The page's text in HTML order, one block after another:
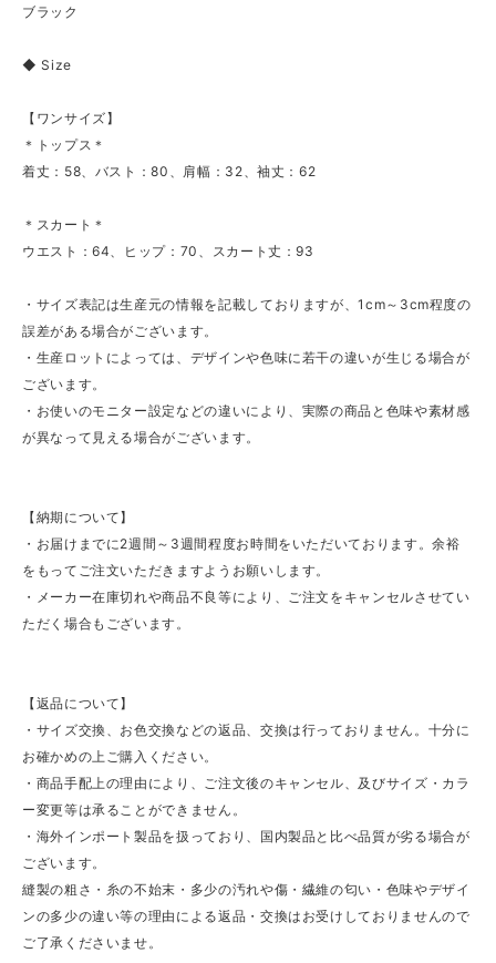
ブラック
◆ Size
【ワンサイズ】
＊トップス＊
着丈：58、バスト：80、肩幅：32、袖丈：62
＊スカート＊
ウエスト：64、ヒップ：70、スカート丈：93
・サイズ表記は生産元の情報を記載しておりますが、1cm～3cm程度の
誤差がある場合がございます。
・生産ロットによっては、デザインや色味に若干の違いが生じる場合が
ございます。
・お使いのモニター設定などの違いにより、実際の商品と色味や素材感
が異なって見える場合がございます。
【納期について】
・お届けまでに2週間～3週間程度お時間をいただいております。余裕
をもってご注文いただきますようお願いします。
・メーカー在庫切れや商品不良等により、ご注文をキャンセルさせてい
ただく場合もございます。
【返品について】
・サイズ交換、お色交換などの返品、交換は行っておりません。十分に
お確かめの上ご購入ください。
・商品手配上の理由により、ご注文後のキャンセル、及びサイズ・カラ
ー変更等は承ることができません。
・海外インポート製品を扱っており、国内製品と比べ品質が劣る場合が
ございます。
縫製の粗さ・糸の不始末・多少の汚れや傷・繊維の匂い・色味やデザイ
ンの多少の違い等の理由による返品・交換はお受けしておりませんので
ご了承くださいませ。